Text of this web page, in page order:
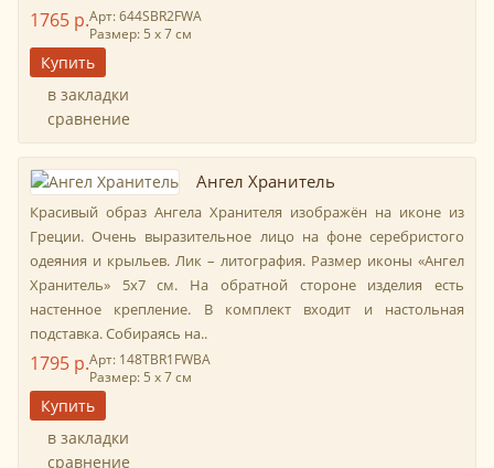
1765 р.Арт: 644SBR2FWA
Размер: 5 х 7 см
в закладки
сравнение
Ангел Хранитель
Красивый образ Ангела Хранителя изображён на иконе из
Греции. Очень выразительное лицо на фоне серебристого
одеяния и крыльев. Лик – литография. Размер иконы «Ангел
Хранитель» 5х7 см. На обратной стороне изделия есть
настенное крепление. В комплект входит и настольная
подставка. Собираясь на..
1795 р.Арт: 148TBR1FWBА
Размер: 5 х 7 см
в закладки
сравнение